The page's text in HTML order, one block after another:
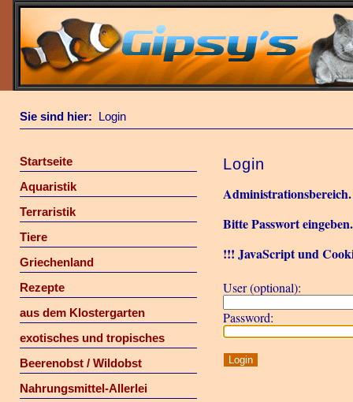
Sie sind hier: Login
Startseite
Aquaristik
Terraristik
Tiere
Griechenland
Rezepte
aus dem Klostergarten
exotisches und tropisches
Beerenobst / Wildobst
Nahrungsmittel-Allerlei
Login
Administrationsbereich.
Bitte Passwort eingeben.
!!! JavaScript und
User (optional):
Password: